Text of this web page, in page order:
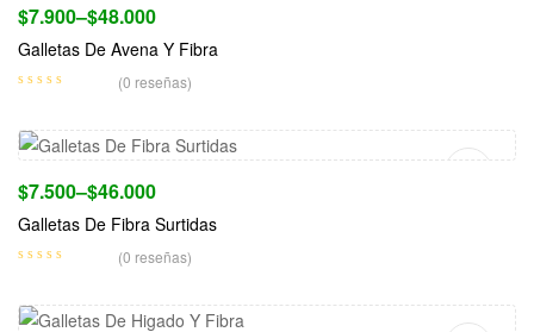
$7.900–$48.000
Galletas De Avena Y Fibra
(0 reseñas)
Seleccionar Opciones
$7.500–$46.000
Galletas De Fibra Surtidas
(0 reseñas)
Seleccionar Opciones